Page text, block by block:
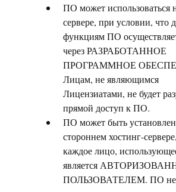
ПО может использоваться
сервере, при условии, что
функциям ПО
через РАЗРАБОТАННОЕ
ПРОГРАММНОЕ
Лицам, не являющимся
Лицензиатами, не будет
прямой доступ к ПО.
ПО может быть
стороннем хостинг-
каждое лицо,
является
ПОЛЬЗОВАТЕЛЕМ. ПО